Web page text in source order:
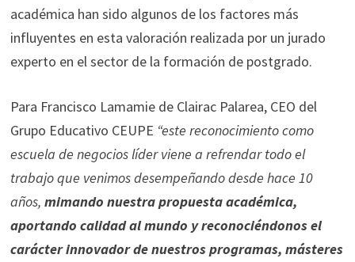
académica han sido algunos de los factores más
influyentes en esta valoración realizada por un jurado
experto en el sector de la formación de postgrado.
Para Francisco Lamamie de Clairac Palarea, CEO del
Grupo Educativo CEUPE “este reconocimiento como
escuela de negocios líder viene a refrendar todo el
trabajo que venimos desempeñando desde hace 10
años, mimando nuestra propuesta académica,
aportando calidad al mundo y reconociéndonos el
carácter innovador de nuestros programas, másteres